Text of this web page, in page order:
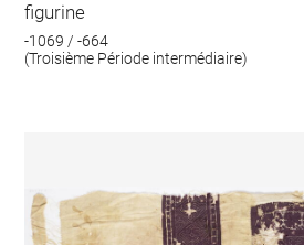
figurine
-1069 / -664
(Troisième Période intermédiaire)